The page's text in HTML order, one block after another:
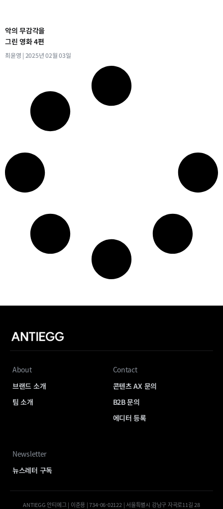
악의 무감각을
그린 영화 4편
최윤영 2025년 02월 03일
About
브랜드 소개
팀 소개
Contact
콘텐츠 AX 문의
B2B 문의
에디터 등록
Newsletter
뉴스레터 구독
ANTIEGG 안티에그 | 이준용 | 734-06-02122 | 서울특별시 강남구 자곡로11길 28